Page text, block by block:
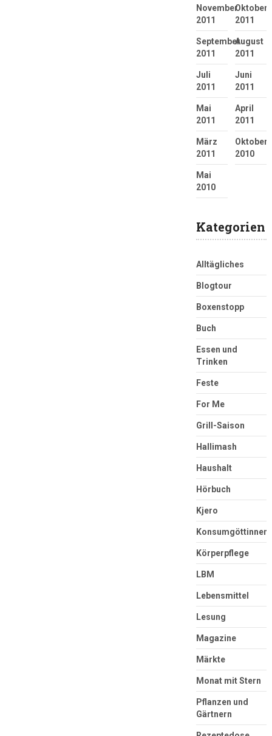
November
2011
Oktober
2011
September
2011
August
2011
Juli
2011
Juni
2011
Mai
2011
April
2011
März
2011
Oktober
2010
Mai
2010
Kategorien
Alltägliches
Blogtour
Boxenstopp
Buch
Essen und
Trinken
Feste
For Me
Grill-Saison
Hallimash
Haushalt
Hörbuch
Kjero
Konsumgöttinnen
Körperpflege
LBM
Lebensmittel
Lesung
Magazine
Märkte
Monat mit Stern
Pflanzen und
Gärtnern